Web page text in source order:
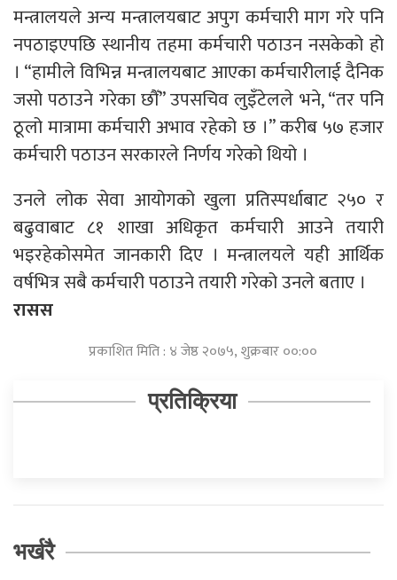
मन्त्रालयले अन्य मन्त्रालयबाट अपुग कर्मचारी माग गरे पनि
नपठाइएपछि स्थानीय तहमा कर्मचारी पठाउन नसकेको हो
। “हामीले विभिन्न मन्त्रालयबाट आएका कर्मचारीलाई दैनिक
जसो पठाउने गरेका छौँ” उपसचिव लुइँटेलले भने, “तर पनि
ठूलो मात्रामा कर्मचारी अभाव रहेको छ ।” करीब ५७ हजार
कर्मचारी पठाउन सरकारले निर्णय गरेको थियो ।
उनले लोक सेवा आयोगको खुला प्रतिस्पर्धाबाट २५० र
बढुवाबाट ८१ शाखा अधिकृत कर्मचारी आउने तयारी
भइरहेकोसमेत जानकारी दिए । मन्त्रालयले यही आर्थिक
वर्षभित्र सबै कर्मचारी पठाउने तयारी गरेको उनले बताए ।
रासस
प्रकाशित मिति : ४ जेष्ठ २०७५, शुक्रबार ००:००
प्रतिक्रिया
भर्खरै